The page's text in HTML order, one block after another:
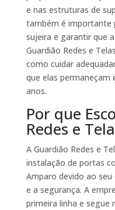
e nas estruturas de
também é importante
sujeira e garantir que
Guardião Redes e
como cuidar
que elas
anos.
Por que
Redes e
A Guardião Redes e
instalação de portas
Amparo devido ao
e a segurança. A
primeira linha e segue